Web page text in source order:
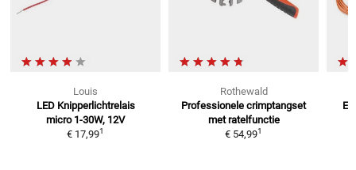
Louis
LED Knipperlichtrelais
micro 1-30W, 12V
€ 17,991
Rothewald
Professionele crimptangset
met ratelfunctie
€ 54,991